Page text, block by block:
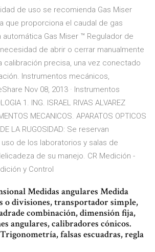
de uso se recomienda Gas Miser
que proporciona el caudal de gas
Gas Miser ™ Regulador de
necesidad de abrir o cerrar manualmente
calibración precisa, una vez conectado
Instrumentos mecánicos,
Nov 08, 2013 · Instrumentos
1. ING. ISRAEL RIVAS ALVAREZ
MECANICOS. APARATOS OPTICOS
LA RUGOSIDAD: Se reservan
de los laboratorios y salas de
de su manejo. CR Medición -
y Control
Medidas angulares Medida
o divisiones, transportador simple,
combinación, dimensión fija,
angulares, calibradores cónicos.
falsas escuadras, regla